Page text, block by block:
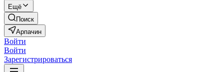
Ещё
Поиск
Арпачин
Войти
Войти
Зарегистрироваться